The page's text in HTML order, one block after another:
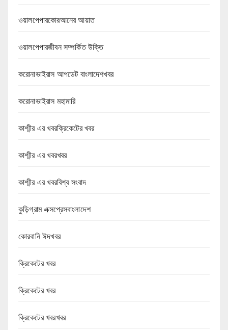
ওয়ালপেপারকোরআনের আয়াত
ওয়ালপেপারজীবন সম্পর্কিত উক্তি
করোনাভাইরাস আপডেট বাংলাদেশখবর
করোনাভাইরাস মহামারি
কাশ্মীর এর খবরক্রিকেটের খবর
কাশ্মীর এর খবরখবর
কাশ্মীর এর খবরবিশ্ব সংবাদ
কুড়িগ্রাম এক্সপ্রেসবাংলাদেশ
কোরবানি ঈদখবর
ক্রিকেটের খবর
ক্রিকেটের খবর
ক্রিকেটের খবরখবর